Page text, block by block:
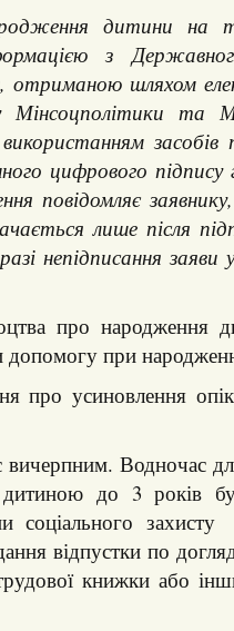
дитини на
з
отриманою шляхом
Мінсоцполітики та
засобів
цифрового підпису
повідомляє
лише після
непідписання заяви
народження
при
опіки
вичерпним. Водночас
до 3 років
соціального
відпустки по
книжки або